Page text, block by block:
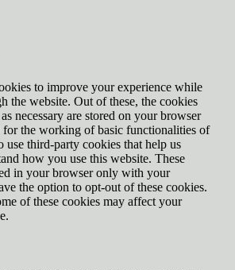
to improve your experience while
the website. Out of these, the cookies
necessary are stored on your browser
for the working of basic functionalities of
use third-party cookies that help us
how you use this website. These
in your browser only with your
the option to opt-out of these cookies.
of these cookies may affect your